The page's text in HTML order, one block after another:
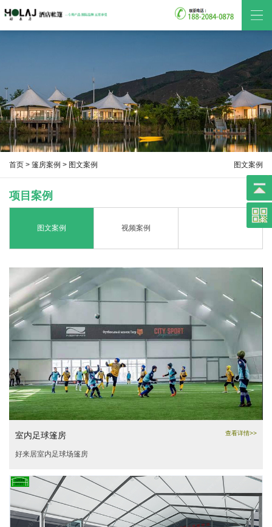
图文案例
首页 > 篷房案例 > 图文案例
项目案例
图文案例 视频案例
查看详情>>
室内足球篷房
好来居室内足球场篷房